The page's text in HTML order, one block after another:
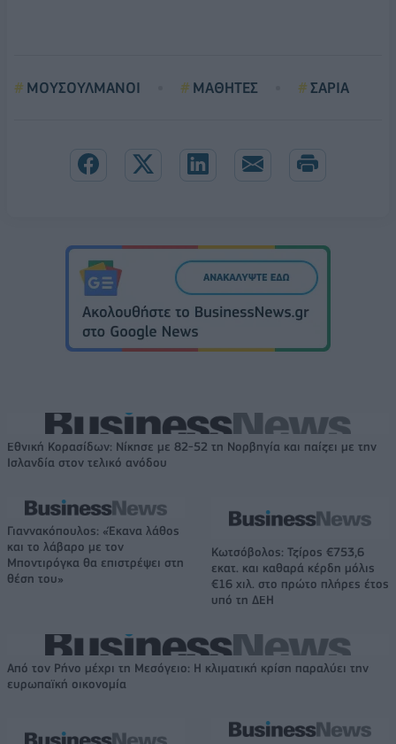
ΜΟΥΣΟΥΛΜΑΝΟΙ ΜΑΘΗΤΕΣ ΣΑΡΙΑ
Εθνική Κορασίδων: Νίκησε με 82-52 τη Νορβηγία και παίζει με την
Ισλανδία στον τελικό ανόδου
Γιαννακόπουλος: «Έκανα λάθος
και το λάβαρο με τον
Μποντιρόγκα θα επιστρέψει στη
θέση του»
Κωτσόβολος: Τζίρος €753,6
εκατ. και καθαρά κέρδη μόλις
€16 χιλ. στο πρώτο πλήρες έτος
υπό τη ΔΕΗ
Από τον Ρήνο μέχρι τη Μεσόγειο: Η κλιματική κρίση παραλύει την
ευρωπαϊκή οικονομία